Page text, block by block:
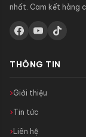
nhất. Cam kết hàng
THÔNG TIN
Giới thiệu
Tin tức
Liên hệ